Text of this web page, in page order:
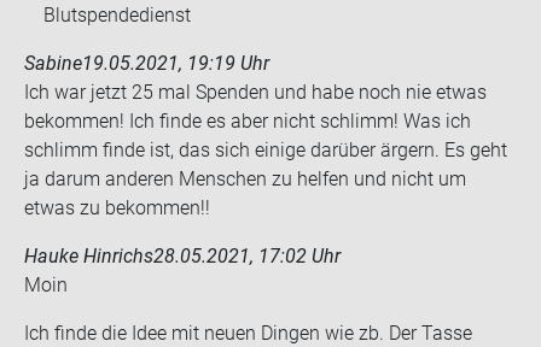
Blutspendedienst
Sabine19.05.2021, 19:19 Uhr
Ich war jetzt 25 mal Spen­den und habe noch nie etwas
be­kom­men! Ich finde es aber nicht schlimm! Was ich
schlimm finde ist, das sich ei­ni­ge dar­über är­gern. Es geht
ja darum an­de­ren Men­schen zu hel­fen und nicht um
etwas zu be­kom­men!!
Hauke Hinrichs28.05.2021, 17:02 Uhr
Moin
Ich finde die Idee mit neuen Din­gen wie zb. Der Tasse